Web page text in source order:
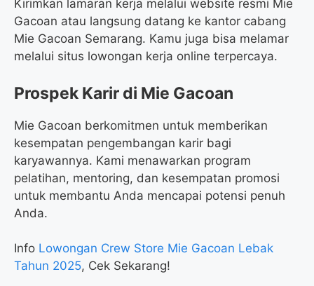
Kirimkan lamaran kerja melalui website resmi Mie
Gacoan atau langsung datang ke kantor cabang
Mie Gacoan Semarang. Kamu juga bisa melamar
melalui situs lowongan kerja online terpercaya.
Prospek Karir di Mie Gacoan
Mie Gacoan berkomitmen untuk memberikan
kesempatan pengembangan karir bagi
karyawannya. Kami menawarkan program
pelatihan, mentoring, dan kesempatan promosi
untuk membantu Anda mencapai potensi penuh
Anda.
Info Lowongan Crew Store Mie Gacoan Lebak
Tahun 2025, Cek Sekarang!